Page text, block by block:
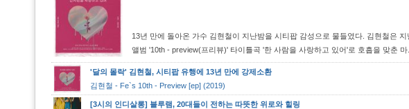
13년 만에 돌아온 가수 김현철이 지난밤을 시티팝 감성으로 물들였다. 김현철은
앨범 '10th - preview(프리뷰)' 타이틀곡 '한 사람을 사랑하고 있어'로 호흡을 맞춘 마...
'달의 몰락' 김현철, 시티팝 유행에 13년 만에 강제소환
김현철 - Fe`s 10th - Preview [ep] (2019)
[3시의 인디살롱] 블루램, 20대들이 전하는 따뜻한 위로와 힐링